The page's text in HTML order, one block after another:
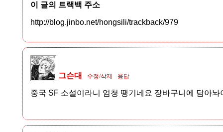
이 글의 트랙백 주소
http://blog.jinbo.net/hongsili/trackback/979
그슨대 수정/삭제 응답
중국 SF 소설이라니 엄청 땡기네요 장바구니에 담아놔